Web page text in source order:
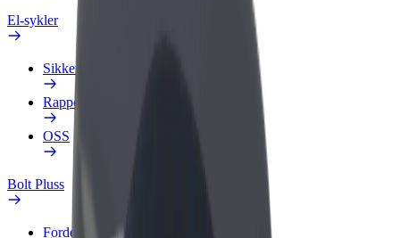
El-sykler
Sikkerhetslab
Rapporter et problem
OSS
Bolt Pluss
Fordeler